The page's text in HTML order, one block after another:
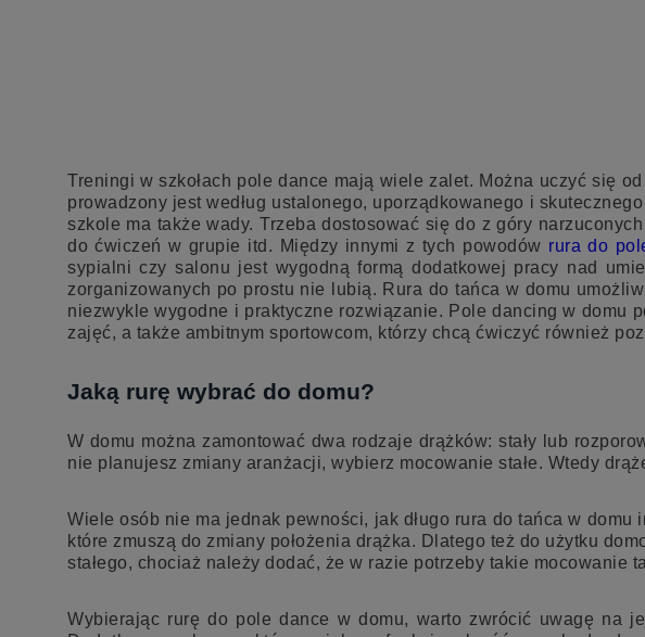
Treningi w szkołach pole dance mają wiele zalet. Można uczyć się
prowadzony jest według ustalonego, uporządkowanego i
szkole ma także wady. Trzeba dostosować się do z góry
do ćwiczeń w grupie itd. Między innymi z tych powodów rura do
sypialni czy salonu jest wygodną formą dodatkowej pracy nad
zorganizowanych po prostu nie lubią. Rura do tańca w domu
niezwykle wygodne i praktyczne rozwiązanie. Pole dancing w domu
zajęć, a także ambitnym sportowcom, którzy chcą ćwiczyć również
Jaką rurę wybrać do domu?
W domu można zamontować dwa rodzaje drążków: stały lub
nie planujesz zmiany aranżacji, wybierz mocowanie stałe. Wtedy
Wiele osób nie ma jednak pewności, jak długo rura do tańca w
które zmuszą do zmiany położenia drążka. Dlatego też do użytku
stałego, chociaż należy dodać, że w razie potrzeby takie mocowanie
Wybierając rurę do pole dance w domu, warto zwrócić uwagę na